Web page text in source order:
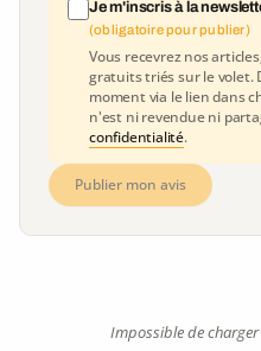
Je m'inscris à la
(obligatoire pour publier)
Vous recevrez nos
gratuits triés sur le volet.
moment via le lien dans
n'est ni revendue ni
confidentialité.
Publier mon avis
Impossible de